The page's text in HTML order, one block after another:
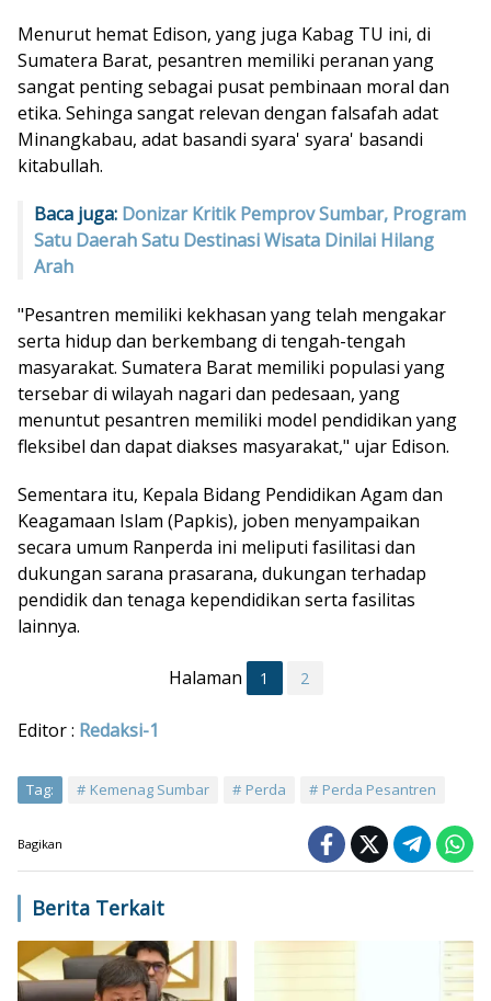
Menurut hemat Edison, yang juga Kabag TU ini, di
Sumatera Barat, pesantren memiliki peranan yang
sangat penting sebagai pusat pembinaan moral dan
etika. Sehinga sangat relevan dengan falsafah adat
Minangkabau, adat basandi syara' syara' basandi
kitabullah.
Baca juga: Donizar Kritik Pemprov Sumbar, Program
Satu Daerah Satu Destinasi Wisata Dinilai Hilang
Arah
"Pesantren memiliki kekhasan yang telah mengakar
serta hidup dan berkembang di tengah-tengah
masyarakat. Sumatera Barat memiliki populasi yang
tersebar di wilayah nagari dan pedesaan, yang
menuntut pesantren memiliki model pendidikan yang
fleksibel dan dapat diakses masyarakat," ujar Edison.
Sementara itu, Kepala Bidang Pendidikan Agam dan
Keagamaan Islam (Papkis), joben menyampaikan
secara umum Ranperda ini meliputi fasilitasi dan
dukungan sarana prasarana, dukungan terhadap
pendidik dan tenaga kependidikan serta fasilitas
lainnya.
Halaman 1 2
Editor : Redaksi-1
Tag: Kemenag Sumbar Perda Perda Pesantren
Bagikan
Berita Terkait